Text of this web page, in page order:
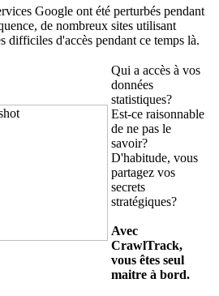
Google ont été perturbés pendant
de nombreux sites utilisant
difficiles d'accès pendant ce temps là.
Qui a accès à vos
données
statistiques?
Est-ce raisonnable
de ne pas le
savoir?
D'habitude, vous
partagez vos
secrets
stratégiques?
Avec
CrawlTrack,
vous êtes seul
maitre à bord.